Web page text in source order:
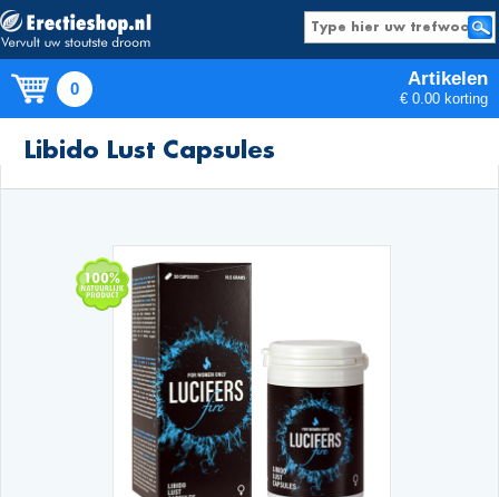
0 Artikelen
€ 0.00 korting
Producten
Libido Lust Capsules